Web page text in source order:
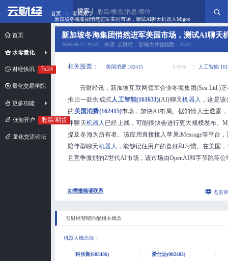
首页
水母量化
财经快讯 7x24
量化交易学院
更多功能
低佣开户 股票/期货
量化交流论坛
首页
新闻索引
新加坡冬海集团悄然进军美国市场，测试AI聊天机器人Migoo
搜索 股票/概念/消息/席位
新加坡冬海集团悄然进军美国市场，测试AI聊天
2026-06-17 23:53 来源: 云财经 影响力评估指数：23.81
相关股票： 美国消费 162415 0.00% 人工智能
云财经讯，新加坡互联网领军企业冬海集团(Sea Ltd.)
推出一款生成式人工智能(161631)(AI)聊天机器人 ，这是
的美国消费(162415)市场，加快AI布局。据知情人士透露
伴聊天机器人 已经上线，可能很快会进行更大规模发布。
提及冬海为所有者。该应用直接接入苹果iMessage等平台
陪伴型聊天机器人 ，能够记住用户的喜好和习惯。在美国
且竞争激烈的Z世代AI市场，该市场由OpenAI和字节跳等公
如需撤稿请联系 点击
云财经智能匹配相关概念
机器人概念股：
科沃斯(603486) 爱仕达(002403)